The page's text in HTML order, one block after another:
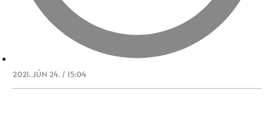
2021. JÚN 24. / 15:04